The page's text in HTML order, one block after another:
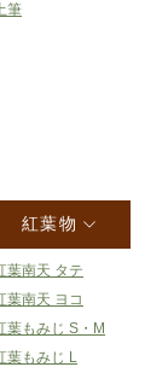
筆
紅葉物
葉南天 タテ
葉南天 ヨコ
葉もみじ S・M
葉もみじ L